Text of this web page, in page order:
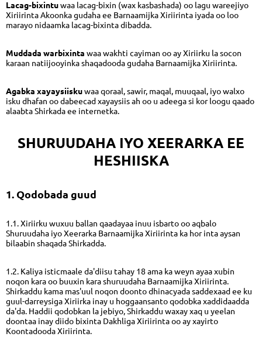
Lacag-bixintuwaa lacag-bixin (wax kasbashada) oo lagu wareejiyo
Xiriirinta Akoonka gudaha ee Barnaamijka Xiriirinta iyada oo loo
marayo nidaamka lacag-bixinta dibadda.
Muddada warbixinta waa wakhti cayiman oo ay Xiriirku la socon
karaan natiijooyinka shaqadooda gudaha Barnaamijka Xiriirinta.
Agabka xayaysiiskuwaa qoraal, sawir, maqal, muuqaal, iyo walxo
isku dhafan oo dabeecad xayaysiis ah oo u adeega si kor loogu qaado
alaabta Shirkada ee internetka.
SHURUUDAHA IYO XEERARKA EE
HESHIISKA
1. Qodobada guud
1.1. Xiriirku wuxuu ballan qaadayaa inuu isbarto oo aqbalo
Shuruudaha iyo Xeerarka Barnaamijka Xiriirinta ka hor inta aysan
bilaabin shaqada Shirkadda.
1.2. Kaliya isticmaale da'diisu tahay 18 ama ka weyn ayaa xubin
noqon kara oo buuxin kara shuruudaha Barnaamijka Xiriirinta.
Shirkaddu kama mas'uul noqon doonto dhinacyada saddexaad ee ku
guul-darreysiga Xiriirka inay u hoggaansanto qodobka xaddidaadda
da'da. Haddii qodobkan la jebiyo, Shirkaddu waxay xaq u yeelan
doontaa inay diido bixinta Dakhliga Xiriirinta oo ay xayirto
Koontadooda Xiriirinta.